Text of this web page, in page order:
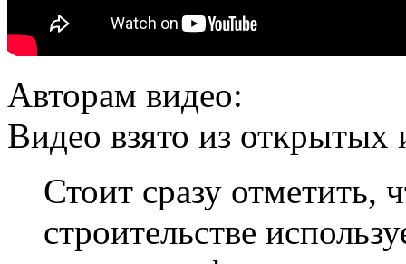
Авторам видео:
Видео взято из открытых
Стоит сразу отметить,
строительстве